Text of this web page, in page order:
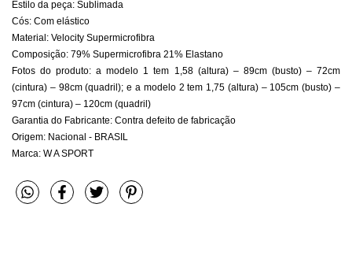
Estilo da peça: Sublimada
Cós: Com elástico
Material: Velocity Supermicrofibra
Composição: 79% Supermicrofibra 21% Elastano
Fotos do produto: a modelo 1 tem 1,58 (altura) – 89cm (busto) – 72cm
(cintura) – 98cm (quadril); e a modelo 2 tem 1,75 (altura) – 105cm (busto) –
97cm (cintura) – 120cm (quadril)
Garantia do Fabricante: Contra defeito de fabricação
Origem: Nacional - BRASIL
Marca: W A SPORT